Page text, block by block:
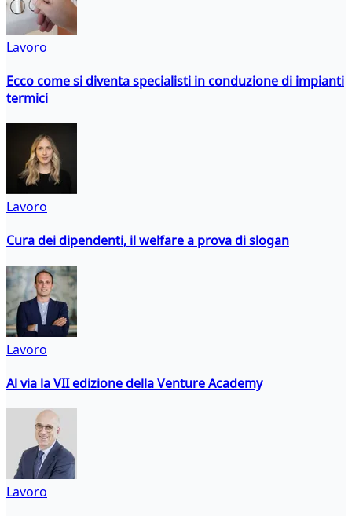
Lavoro
Ecco come si diventa specialisti in conduzione di impianti
termici
Lavoro
Cura dei dipendenti, il welfare a prova di slogan
Lavoro
Al via la VII edizione della Venture Academy
Lavoro